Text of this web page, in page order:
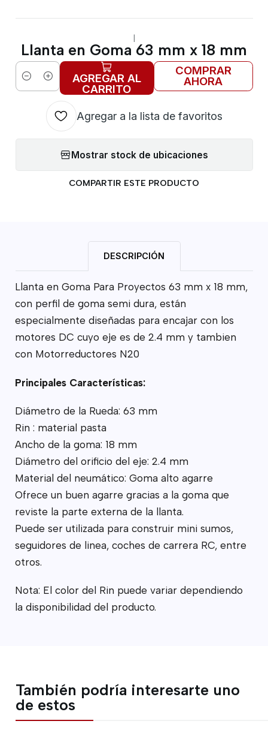
|
Llanta en Goma 63 mm x 18 mm
Cantidad AGREGAR AL
CARRITO
COMPRAR
AHORA
Agregar a la lista de favoritos
Mostrar stock de ubicaciones
COMPARTIR ESTE PRODUCTO
DESCRIPCIÓN
Llanta en Goma Para Proyectos 63 mm x 18 mm,
con perfil de goma semi dura, están
especialmente diseñadas para encajar con los
motores DC cuyo eje es de 2.4 mm y tambien
con Motorreductores N20
Principales Características:
Diámetro de la Rueda: 63 mm
Rin : material pasta
Ancho de la goma: 18 mm
Diámetro del orificio del eje: 2.4 mm
Material del neumático: Goma alto agarre
Ofrece un buen agarre gracias a la goma que
reviste la parte externa de la llanta.
Puede ser utilizada para construir mini sumos,
seguidores de linea, coches de carrera RC, entre
otros.
Nota: El color del Rin puede variar dependiendo
la disponibilidad del producto.
También podría interesarte uno
de estos